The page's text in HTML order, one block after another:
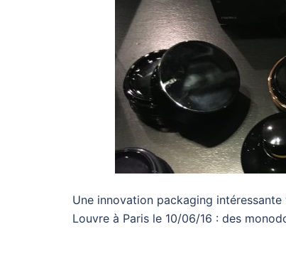
Une innovation packaging
Louvre à Paris le 10/06/16 : des